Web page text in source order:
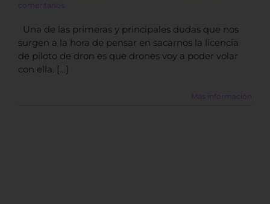
comentarios
Una de las primeras y principales dudas que nos
surgen a la hora de pensar en sacarnos la licencia
de piloto de dron es que drones voy a poder volar
con ella. […]
Más información